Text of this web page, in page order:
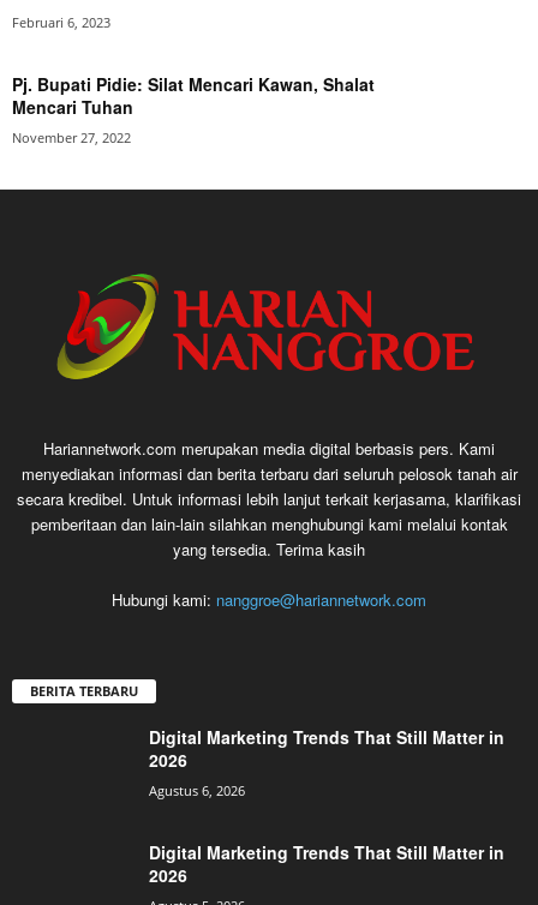
Februari 6, 2023
Pj. Bupati Pidie: Silat Mencari Kawan, Shalat
Mencari Tuhan
November 27, 2022
Hariannetwork.com merupakan media digital berbasis pers. Kami
menyediakan informasi dan berita terbaru dari seluruh pelosok tanah air
secara kredibel. Untuk informasi lebih lanjut terkait kerjasama, klarifikasi
pemberitaan dan lain-lain silahkan menghubungi kami melalui kontak
yang tersedia. Terima kasih
Hubungi kami: nanggroe@hariannetwork.com
BERITA TERBARU
Digital Marketing Trends That Still Matter in
2026
Agustus 6, 2026
Digital Marketing Trends That Still Matter in
2026